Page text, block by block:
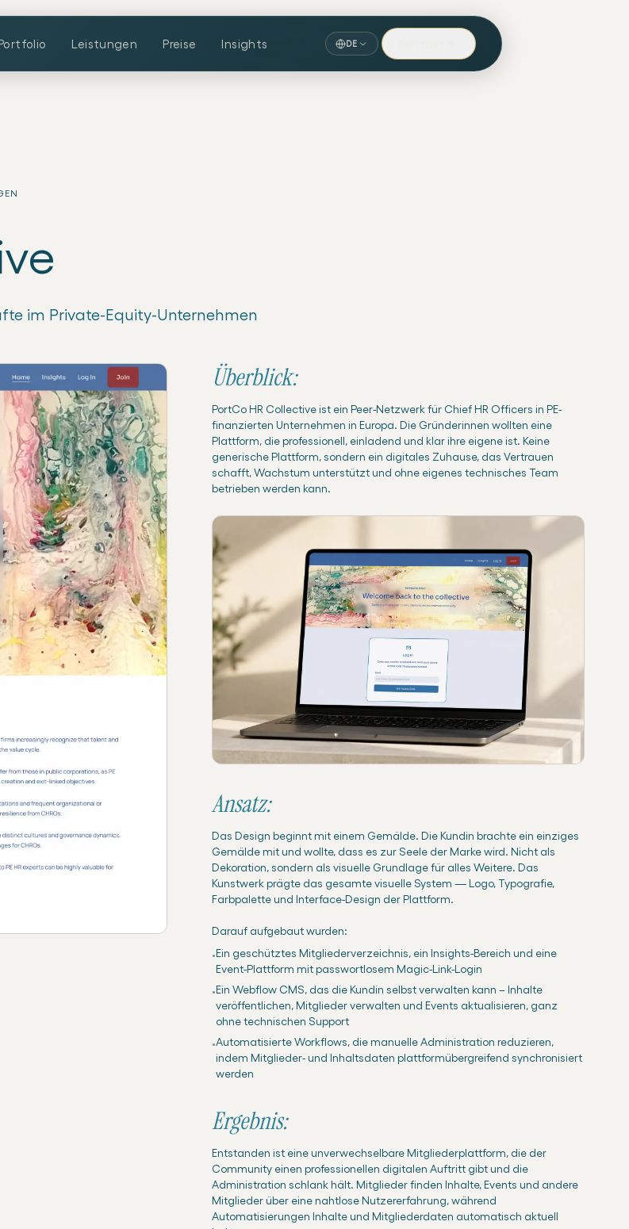
Leistungen Preise Insights DE
im Private-Equity-Unternehmen
Überblick:
PortCo HR Collective ist ein Peer-Netzwerk für Chief HR Officers in PE-
finanzierten Unternehmen in Europa. Die Gründerinnen wollten eine
Plattform, die professionell, einladend und klar ihre eigene ist. Keine
generische Plattform, sondern ein digitales Zuhause, das Vertrauen
schafft, Wachstum unterstützt und ohne eigenes technisches Team
betrieben werden kann.
Ansatz:
Das Design beginnt mit einem Gemälde. Die Kundin brachte ein einziges
Gemälde mit und wollte, dass es zur Seele der Marke wird. Nicht als
Dekoration, sondern als visuelle Grundlage für alles Weitere. Das
Kunstwerk prägte das gesamte visuelle System — Logo, Typografie,
Farbpalette und Interface-Design der Plattform.
Darauf aufgebaut wurden:
•Ein geschütztes Mitgliederverzeichnis, ein Insights-Bereich und eine
Event-Plattform mit passwortlosem Magic-Link-Login
•Ein Webflow CMS, das die Kundin selbst verwalten kann – Inhalte
veröffentlichen, Mitglieder verwalten und Events aktualisieren, ganz
ohne technischen Support
•Automatisierte Workflows, die manuelle Administration reduzieren,
indem Mitglieder- und Inhaltsdaten plattformübergreifend synchronisiert
werden
Ergebnis:
Entstanden ist eine unverwechselbare Mitgliederplattform, die der
Community einen professionellen digitalen Auftritt gibt und die
Administration schlank hält. Mitglieder finden Inhalte, Events und andere
Mitglieder über eine nahtlose Nutzererfahrung, während
Automatisierungen Inhalte und Mitgliederdaten automatisch aktuell